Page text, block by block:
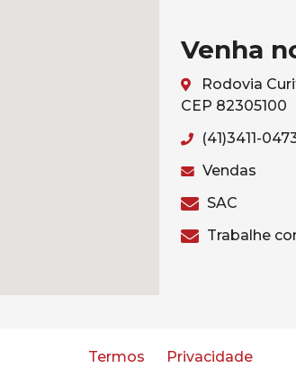
Venha
Rodovia
CEP 82305100
(41)3411-
Vendas
SAC
Trabalhe
Termos Privacidade